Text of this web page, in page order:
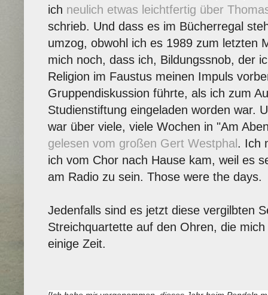
ich neulich etwas leichtfertig über
schrieb. Und dass es im Bücherregal
umzog, obwohl ich es 1989 zum letzten
mich noch, dass ich, Bildungssnob, der
Religion im Faustus meinen Impuls
Gruppendiskussion führte, als ich zum
Studienstiftung eingeladen worden war.
war über viele, viele Wochen in "Am
gelesen vom großen Gert Westphal . Ich
ich vom Chor nach Hause kam, weil es
am Radio zu sein. Those were the days.
Jedenfalls sind es jetzt diese vergilbten
Streichquartette auf den Ohren, die
einige Zeit.